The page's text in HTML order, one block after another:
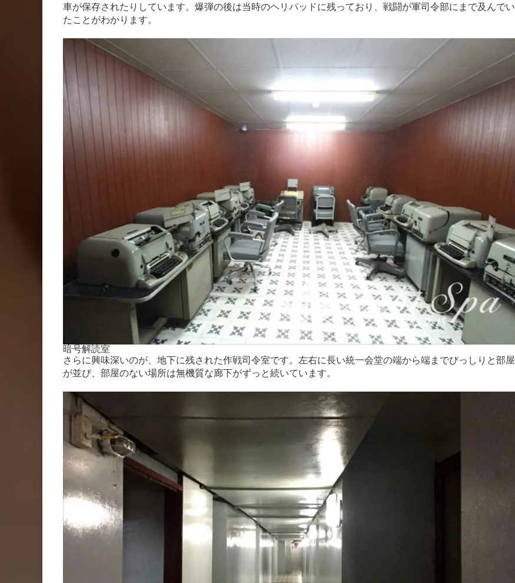
車が保存されたりしています。爆弾の後は当時のヘリパッドに残っており、戦闘が軍司令部にまで及んでい
たことがわかります。
暗号解読室
さらに興味深いのが、地下に残された作戦司令室です。左右に長い統一会堂の端から端までびっしりと部屋
が並び、部屋のない場所は無機質な廊下がずっと続いています。